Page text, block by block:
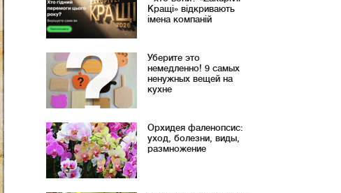
Кращі» відкривають
імена компаній
Уберите это
немедленно! 9 самых
ненужных вещей на
кухне
Орхидея фаленопсис:
уход, болезни, виды,
размножение